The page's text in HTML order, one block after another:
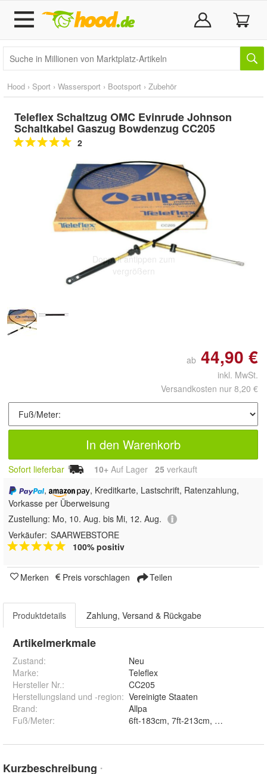
Hood › Sport › Wassersport › Bootsport › Zubehör
Teleflex Schaltzug OMC Evinrude Johnson
Schaltkabel Gaszug Bowdenzug CC205
2
Doppelt antippen zum
vergrößern
ab 44,90 €
inkl. MwSt.
Versandkosten nur 8,20 €
In den Warenkorb
Sofort lieferbar 10+ Auf Lager 25 verkauft
,
, Kreditkarte, Lastschrift, Ratenzahlung,
Vorkasse per Überweisung
Zustellung: Mo, 10. Aug. bis Mi, 12. Aug.
Verkäufer: SAARWEBSTORE
100% positiv
Merken Preis vorschlagen Teilen
Produktdetails Zahlung, Versand & Rückgabe
Artikelmerkmale
Zustand:
Neu
Marke:
Teleflex
Hersteller Nr.:
CC205
Herstellungsland und -region: Vereinigte Staaten
Brand:
Allpa
Fuß/Meter: 6ft-183cm, 7ft-213cm, 8ft-244cm,
Kurzbeschreibung *